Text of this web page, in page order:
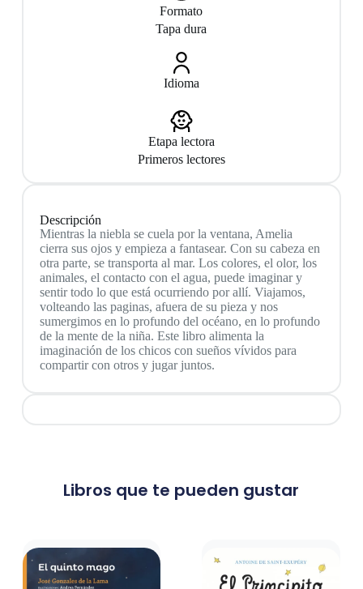
Formato
Tapa dura
Idioma
Etapa lectora
Primeros lectores
Descripción
Mientras la niebla se cuela por la ventana, Amelia
cierra sus ojos y empieza a fantasear. Con su cabeza en
otra parte, se transporta al mar. Los colores, el olor, los
animales, el contacto con el agua, puede imaginar y
sentir todo lo que está ocurriendo por allí. Viajamos,
volteando las paginas, afuera de su pieza y nos
sumergimos en lo profundo del océano, en lo profundo
de la mente de la niña. Este libro alimenta la
imaginación de los chicos con sueños vívidos para
compartir con otros y jugar juntos.
Libros que te pueden gustar